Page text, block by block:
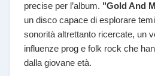
precise per l’album. "Gold And
un disco capace di esplorare
sonorità altrettanto ricercate, un
influenze prog e folk rock che
dalla giovane età.